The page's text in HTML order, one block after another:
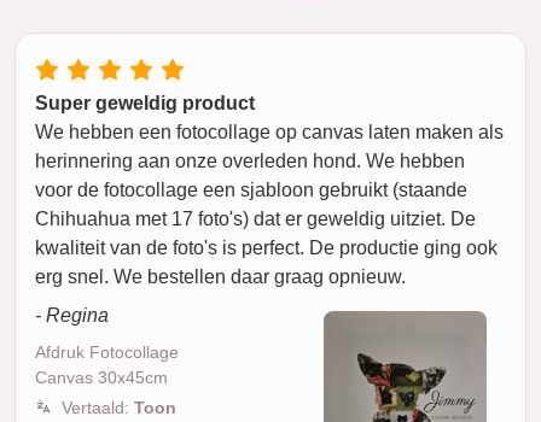
Super geweldig product
We hebben een fotocollage op canvas laten maken als
herinnering aan onze overleden hond. We hebben
voor de fotocollage een sjabloon gebruikt (staande
Chihuahua met 17 foto's) dat er geweldig uitziet. De
kwaliteit van de foto's is perfect. De productie ging ook
erg snel. We bestellen daar graag opnieuw.
- Regina
Afdruk Fotocollage
Canvas 30x45cm
Vertaald: Toon